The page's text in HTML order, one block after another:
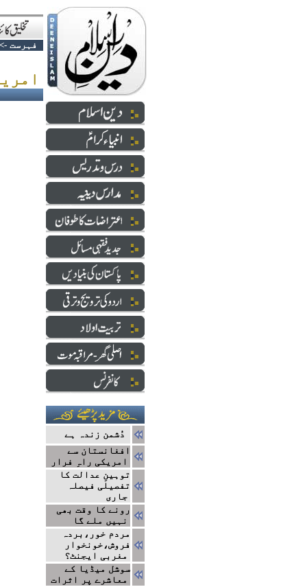
فہرست
افغانستان سے
امریکی راہِ فرار
توہینِ عدالت کا
تفصیلی فیصلہ
جاری
رونے کا وقت بھی
نہیں ملے گا
مردم خور،بردہ
فروش،خونخوار
مغربی ایجنٹ؟
سوشل میڈیا کے
معاشرے پر اثرات